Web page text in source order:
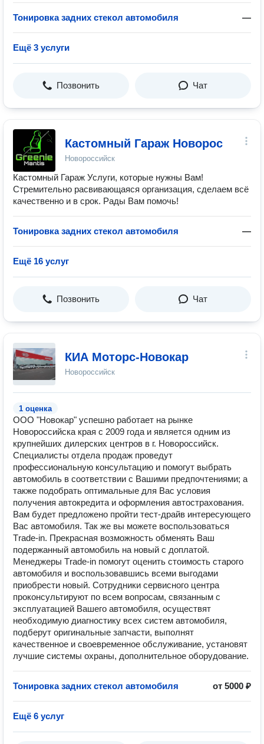
Тонировка задних стекол автомобиля —
Ещё 3 услуги
Позвонить Чат
Кастомный Гараж Новорос
Новороссийск
Кастомный Гараж Услуги, которые нужны Вам!
Стремительно расвивающаяся организация, сделаем всё
качественно и в срок. Рады Вам помочь!
Тонировка задних стекол автомобиля —
Ещё 16 услуг
Позвонить Чат
КИА Моторс-Новокар
Новороссийск
1 оценка
ООО "Новокар" успешно работает на рынке
Новороссийска края с 2009 года и является одним из
крупнейших дилерских центров в г. Новороссийск.
Специалисты отдела продаж проведут
профессиональную консультацию и помогут выбрать
автомобиль в соответствии с Вашими предпочтениями; а
также подобрать оптимальные для Вас условия
получения автокредита и оформления автострахования.
Вам будет предложено пройти тест-драйв интересующего
Вас автомобиля. Так же вы можете воспользоваться
Тrade-in. Прекрасная возможность обменять Ваш
подержанный автомобиль на новый с доплатой.
Менеджеры Тrade-in помогут оценить стоимость старого
автомобиля и воспользовавшись всеми выгодами
приобрести новый. Сотрудники сервисного центра
проконсультируют по всем вопросам, связанным с
эксплуатацией Вашего автомобиля, осуществят
необходимую диагностику всех систем автомобиля,
подберут оригинальные запчасти, выполнят
качественное и своевременное обслуживание, установят
лучшие системы охраны, дополнительное оборудование.
Тонировка задних стекол автомобиля от 5000 ₽
Ещё 6 услуг